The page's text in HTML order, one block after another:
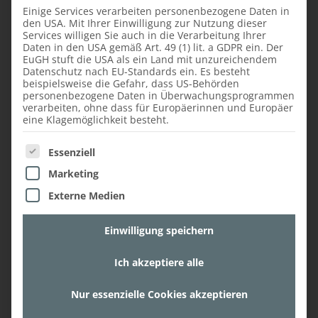
11. Juni 2020,Insights
MÖBELMANUFAKTUR
In der Faustmann
Lehrlinge in den Bereichen
Tischlertechnik und Tischlerei
aus. Jetzt mehr zu dieser
Einige Services verarbeiten personenbezogene Daten in
den USA. Mit Ihrer Einwilligung zur Nutzung dieser
Services willigen Sie auch in die Verarbeitung Ihrer
Daten in den USA gemäß Art. 49 (1) lit. a GDPR ein. Der
EuGH stuft die USA als ein Land mit unzureichendem
Datenschutz nach EU-Standards ein. Es besteht
beispielsweise die Gefahr, dass US-Behörden
personenbezogene Daten in Überwachungsprogrammen
verarbeiten, ohne dass für Europäerinnen und Europäer
eine Klagemöglichkeit besteht.
Es folgt eine Liste der Service-Gruppen, für die
Essenziell
Marketing
Externe Medien
Einwilligung speichern
Ich akzeptiere alle
Nur essenzielle Cookies akzeptieren